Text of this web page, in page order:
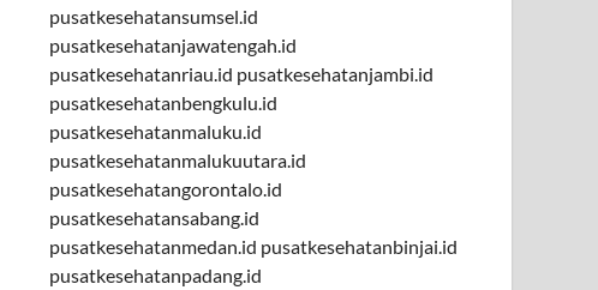
pusatkesehatansumsel.id
pusatkesehatanjawatengah.id
pusatkesehatanriau.id pusatkesehatanjambi.id
pusatkesehatanbengkulu.id
pusatkesehatanmaluku.id
pusatkesehatanmalukuutara.id
pusatkesehatangorontalo.id
pusatkesehatansabang.id
pusatkesehatanmedan.id pusatkesehatanbinjai.id
pusatkesehatanpadang.id